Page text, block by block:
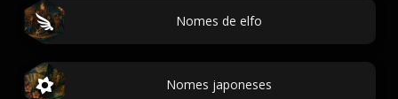
Nomes de elfo
Nomes japoneses